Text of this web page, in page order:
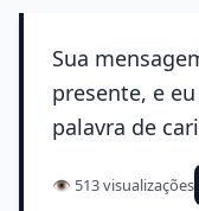
Sua
presente, e
palavra de
👁️ 513 visualizações